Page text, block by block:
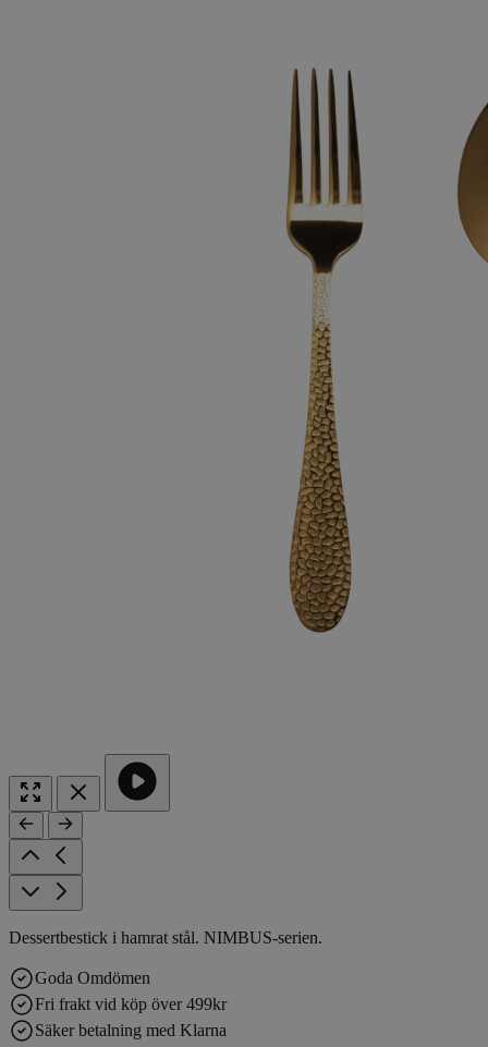
Dessertbestick i hamrat stål. NIMBUS-serien.
Goda Omdömen
Fri frakt vid köp över 499kr
Säker betalning med Klarna